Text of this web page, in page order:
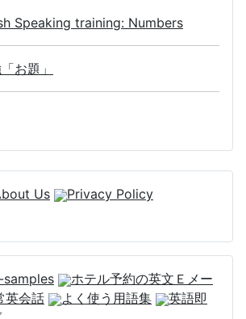
Speaking training: Numbers
お題」
Us Privacy Policy
ホテル予約の英文Ｅメー
英会話 よく使う用語集
英語即